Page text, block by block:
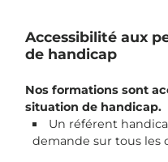
Accessibilité aux
de handicap
Nos formations sont
situation de handicap.
Un référent
demande sur tous les